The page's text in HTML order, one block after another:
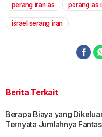
perang iran as perang as
israel serang iran
Berita Terkait
Berapa Biaya yang
Ternyata Jumlahnya